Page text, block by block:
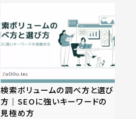
検索ボリュームの調べ方と選び
方｜SEOに強いキーワードの
見極め方